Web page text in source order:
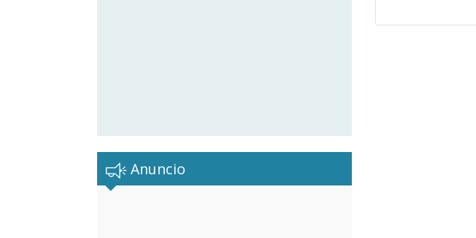
Anuncio